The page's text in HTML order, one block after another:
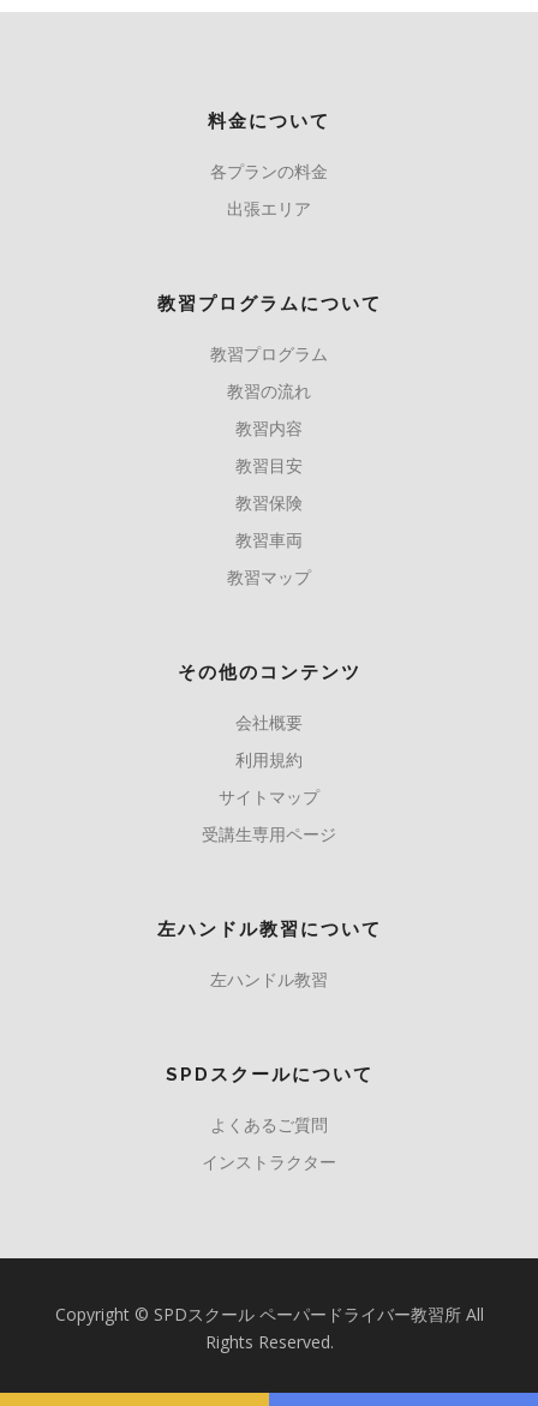
料金について
各プランの料金
出張エリア
教習プログラムについて
教習プログラム
教習の流れ
教習内容
教習目安
教習保険
教習車両
教習マップ
その他のコンテンツ
会社概要
利用規約
サイトマップ
受講生専用ページ
左ハンドル教習について
左ハンドル教習
SPDスクールについて
よくあるご質問
インストラクター
Copyright © SPDスクール ペーパードライバー教習所 All
Rights Reserved.